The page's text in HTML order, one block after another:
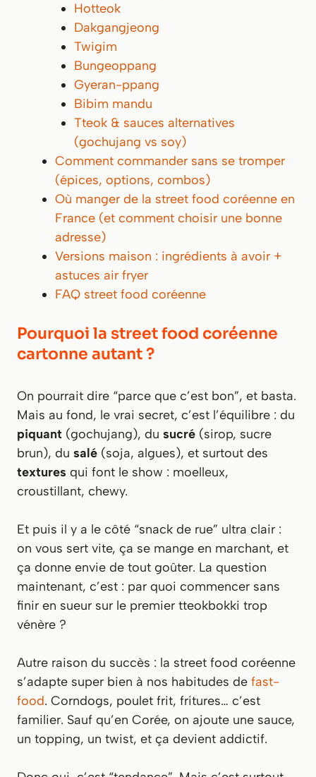
Hotteok
Dakgangjeong
Twigim
Bungeoppang
Gyeran-ppang
Bibim mandu
Tteok & sauces alternatives
(gochujang vs soy)
Comment commander sans se tromper
(épices, options, combos)
Où manger de la street food coréenne en
France (et comment choisir une bonne
adresse)
Versions maison : ingrédients à avoir +
astuces air fryer
FAQ street food coréenne
Pourquoi la street food coréenne
cartonne autant ?
On pourrait dire “parce que c’est bon”, et basta.
Mais au fond, le vrai secret, c’est l’équilibre : du
piquant (gochujang), du sucré (sirop, sucre
brun), du salé (soja, algues), et surtout des
textures qui font le show : moelleux,
croustillant, chewy.
Et puis il y a le côté “snack de rue” ultra clair :
on vous sert vite, ça se mange en marchant, et
ça donne envie de tout goûter. La question
maintenant, c’est : par quoi commencer sans
finir en sueur sur le premier tteokbokki trop
vénère ?
Autre raison du succès : la street food coréenne
s’adapte super bien à nos habitudes de fast-
food. Corndogs, poulet frit, fritures… c’est
familier. Sauf qu’en Corée, on ajoute une sauce,
un topping, un twist, et ça devient addictif.